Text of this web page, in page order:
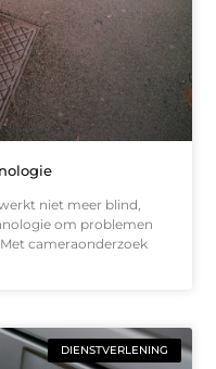
niet meer blind,
om problemen
cameraonderzoek
DIENSTVERLENING